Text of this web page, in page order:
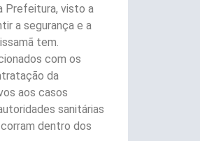
Prefeitura, visto a
a segurança e a
tem.
com os
da
aos casos
sanitárias
dentro dos